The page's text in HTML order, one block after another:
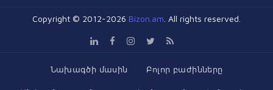
Copyright © 2012-2026 Bizon.am . All rights reserved.
Նախագծի մասին Բոլոր բաժինները